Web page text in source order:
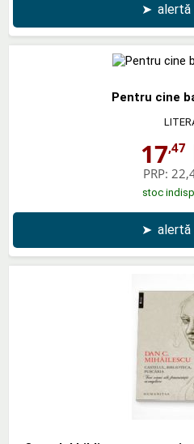
➤
Pentru cine
17,47
PRP:
stoc
➤